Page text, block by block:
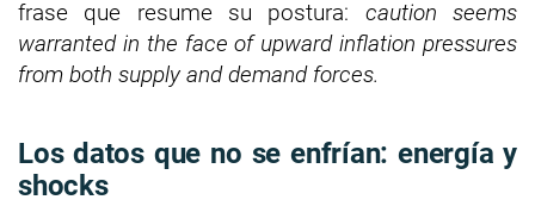
frase que resume su postura: caution seems
warranted in the face of upward inflation pressures
from both supply and demand forces.
Los datos que no se enfrían: energía y
shocks